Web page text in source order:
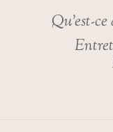
Qu’est-